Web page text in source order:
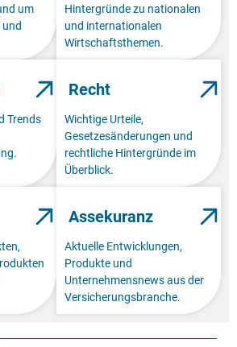
um
Hintergründe zu nationalen
und internationalen
Wirtschaftsthemen.
Trends
Recht
Wichtige Urteile,
Gesetzesänderungen und
rechtliche Hintergründe im
Überblick.
Assekuranz
Aktuelle Entwicklungen,
Produkte und
Unternehmensnews aus der
Versicherungsbranche.